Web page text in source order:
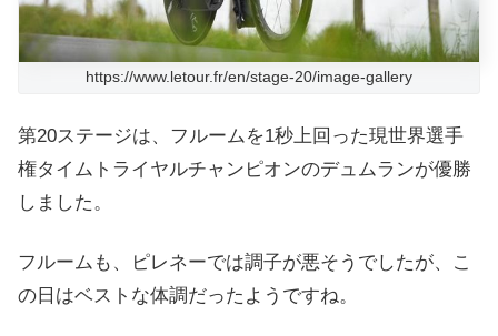
https://www.letour.fr/en/stage-20/image-gallery
第20ステージは、フルームを1秒上回った現世界選手
権タイムトライヤルチャンピオンのデュムランが優勝
しました。
フルームも、ピレネーでは調子が悪そうでしたが、こ
の日はベストな体調だったようですね。